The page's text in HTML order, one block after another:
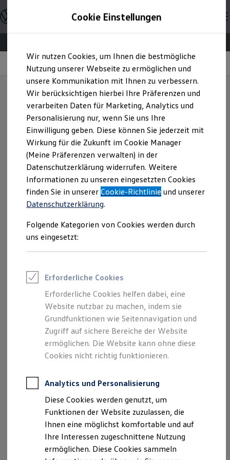
Hauptinhalt
springen
Footer
springen
Modelle & Konfigurator
Nutzfahrzeugkategorien entdecken
Modelle konfigurieren
Vorgängermodelle und Oldtimer
Vorgängermodelle
Oldtimer
Bulli Historie
Branchenlösungen & Gewerbekunden
Umbaulösungen und Hersteller finden
Auf- und Umbauten entdecken & konfigurieren
Groß- und Sonderkunden
Großkunden
Kommunen & Behörden
Journalisten
Sportvereine
Branchenlösungen
Bau & Handwerk
Gewerbliche Personenbeförderung
Service & mobile Werkstätten
Kurier, Logistik & Handel
Feuerwehr
Rettungsdienste
ONE Business ID Vorteile
Fahrzeugsuche & Marktplatz
Digitaler Marktplatz
Kauf & Finanzierung
Online-Fahrzeugbewertung
Aktionen & Angebote
E-Auto-Förderung
Für Privatkunden
Für Gewerbekunden
Profi Paket
TopDeal
Zertifizierte Gebrauchtwagen
Für Privatkunden
Für Gewerbekunden
Leasing
Für Privatkunden
Für Gewerbekunden
Versicherungen & Garantien
Garantien
Ladeplan
Dynamik erkennen.
Vorteile nutzen.
Cookie Einstellungen
Wir nutzen Cookies, um Ihnen die bestmögliche
Nutzung unserer Webseite zu ermöglichen und
unsere Kommunikation mit Ihnen zu verbessern.
Wir berücksichtigen hierbei Ihre Präferenzen und
verarbeiten Daten für Marketing, Analytics und
Personalisierung nur, wenn Sie uns Ihre
Einwilligung geben. Diese können Sie jederzeit mit
Wirkung für die Zukunft im Cookie Manager
(Meine Präferenzen verwalten) in der
Datenschutzerklärung widerrufen. Weitere
Informationen zu unseren eingesetzten Cookies
finden Sie in unsererCookie-Richtlinie und unserer
Datenschutzerklärung.
Folgende Kategorien von Cookies werden durch
uns eingesetzt:
Erforderliche Cookies
Erforderliche Cookies helfen dabei, eine
Website nutzbar zu machen, indem sie
Grundfunktionen wie Seitennavigation und
Zugriff auf sichere Bereiche der Website
ermöglichen. Die Website kann ohne diese
Cookies nicht richtig funktionieren.
Analytics und Personalisierung
Diese Cookies werden genutzt, um
Funktionen der Website zuzulassen, die
Ihnen eine möglichst komfortable und auf
Ihre Interessen zugeschnittene Nutzung
ermöglichen. Diese Cookies sammeln